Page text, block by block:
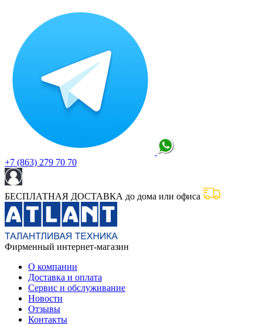
+7 (863) 279 70 70
БЕСПЛАТНАЯ ДОСТАВКА до дома или офиса
Фирменный интернет-магазин
О компании
Доставка и оплата
Сервис и обслуживание
Новости
Отзывы
Контакты